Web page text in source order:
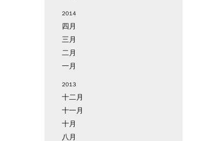
2014
四月
三月
二月
一月
2013
十二月
十一月
十月
八月